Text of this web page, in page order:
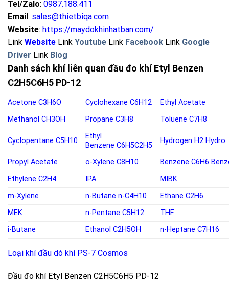
Tel/Zalo: 0987.188.411
Email: sales@thietbiqa.com
Website: https://maydokhinhatban.com/
Link Website Link Youtube Link Facebook Link Google
Driver Link Blog
Danh sách khí liên quan đầu đo khí Etyl Benzen
C2H5C6H5 PD-12
Acetone C3H6O Cyclohexane C6H12
Ethyl Acetate
Methanol CH3OH Propane C3H8 Toluene C7H8
Cyclopentane C5H10
Ethyl
Benzene C6H5C2H5
Hydrogen H2 Hydro
Propyl Acetate o-Xylene C8H10 Benzene C6H6
Ethylene C2H4 IPA
MIBK
m-Xylene
n-Butane n-C4H10
Ethane C2H6
MEK
n-Pentane C5H12
THF
i-Butane
Ethanol C2H5OH n-Heptane C7H16
Loại khí đầu dò khí PS-7 Cosmos
Đầu đo khí Etyl Benzen C2H5C6H5 PD-12